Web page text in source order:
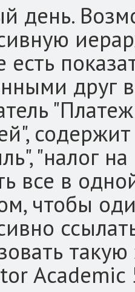
день.
есть
друг
"налог
все в
чтобы
Academic